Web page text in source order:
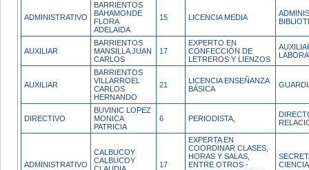
ADMINISTRATIVO
BARRIENTOS
BAHAMONDE
FLORA
ADELAIDA
15 LICENCIA MEDIA
AUXILIAR
BARRIENTOS
MANSILLA JUAN
CARLOS
17
EXPERTO EN
CONFECCIÓN DE
LETREROS Y LIENZOS
AUXILIAR
BARRIENTOS
VILLARROEL
CARLOS
HERNANDO
21
LICENCIA ENSEÑANZA
BÁSICA
DIRECTIVO
BUVINIC LOPEZ
MONICA
PATRICIA
6 PERIODISTA,
ADMINISTRATIVO
CALBUCOY
CALBUCOY
17
EXPERTA EN
COORDINAR CLASES,
HORAS Y SALAS,
ENTRE OTROS -